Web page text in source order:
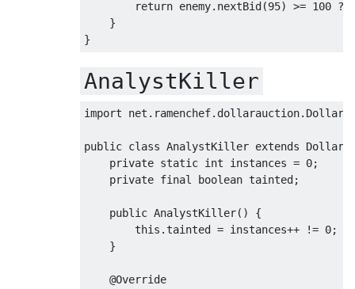
return enemy. nextBid (95) >= 100 ?
}
}
AnalystKiller
import net . ramenchef. dollarauction.
public class AnalystKiller extends
private static int instances = 0;
private final boolean tainted ;
public AnalystKiller()
{
this .tainted = instances++ != 0;
}
@Override